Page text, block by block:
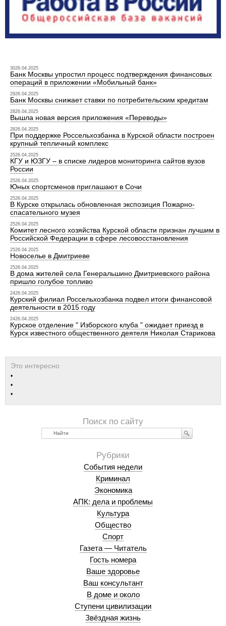
3026.04.2025
Банк Москвы упростил процесс подтверждения финансовых
операций в приложении «Мобильный банк»
2926.04.2025
Банк Москвы снижает ставки по потребительским кредитам
2826.04.2025
Вышла новая версия приложения «Переводы»
2826.04.2025
При поддержке Россельхозбанка в Курской области построен
крупный тепличный комплекс
2526.04.2025
КГУ и ЮЗГУ – в списке лидеров мониторинга сайтов вузов
России
2526.04.2025
Юных спортсменов приглашают в Сочи
2526.04.2025
В Курске открылась обновленная экспозиция Пожарно-
спасательного музея
2526.04.2025
Комитет лесного хозяйства Курской области признан лучшим в
Российской Федерации в сфере лесовосстановления
2526.04.2025
Новоселье в Дмитриеве
2526.04.2025
В дома жителей села Генеральшино Дмитриевского района
пришло голубое топливо
2426.04.2025
Курский филиал Россельхозбанка подвел итоги финансовой
деятельности в 2015 году
2426.04.2025
Курское отделение " Изборского клуба " ожидает приезд в
Курск известного общественного деятеля Николая Старикова
Найти
События недели
Криминал
Экономика
АПК: дела и проблемы
Культура
Общество
Спорт
Газета — Читатель
Гость номера
Ваше здоровье
Ваш консультант
В доме и около
Ступени цивилизации
Звёздная жизнь